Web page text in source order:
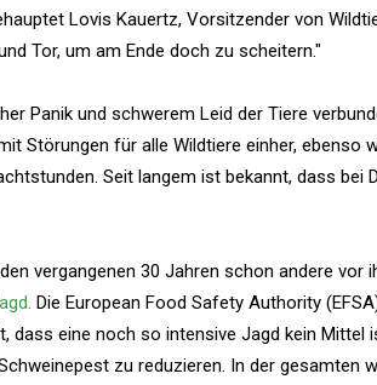
Lovis Kauertz, Vorsitzender von
Tor, um am Ende doch zu scheitern."
Panik und schwerem Leid der Tiere
Störungen für alle Wildtiere einher, ebenso
Seit langem ist bekannt, dass bei
vergangenen 30 Jahren schon andere vor
Die European Food Safety Authority
eine noch so intensive Jagd kein Mittel
zu reduzieren. In der gesamten